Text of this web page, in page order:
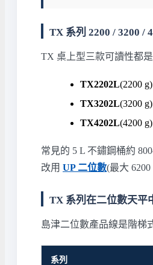
TX 系列 2200 / 3200 /
TX 桌上型三款可讀性都
TX2202L(2200
TX3202L(3200
TX4202L(4200
常見的 5 L 不鏽鋼桶約
改用 UP 二位數(最大 6200
TX 系列在二位數天平
島津二位數產品線是階梯
系列